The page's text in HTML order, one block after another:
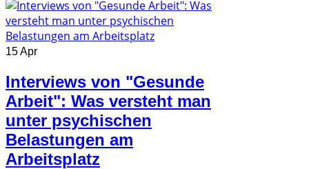
15 Apr
Interviews von "Gesunde
Arbeit": Was versteht man
unter psychischen
Belastungen am
Arbeitsplatz